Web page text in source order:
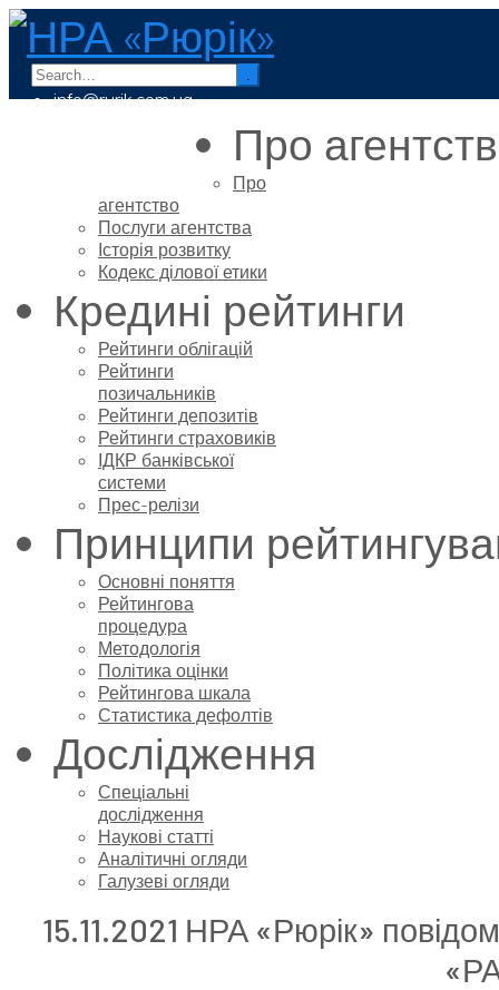
.
info@rurik.com.ua
Про
Про
агентство
Послуги агентства
Історія розвитку
Кодекс ділової етики
Кредині рейтинги
Рейтинги облігацій
Рейтинги
позичальників
Рейтинги депозитів
Рейтинги страховиків
ІДКР банківської
системи
Прес-релізи
Принципи
Основні поняття
Рейтингова
процедура
Методологія
Політика оцінки
Рейтингова шкала
Статистика дефолтів
Дослідження
Спеціальні
дослідження
Наукові статті
Аналітичні огляди
Галузеві огляди
15.11.2021 НРА «Рюрік»